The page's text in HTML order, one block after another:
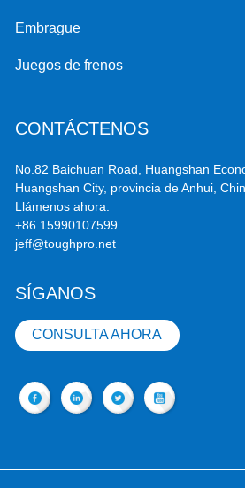
Embrague
Juegos de frenos
CONTÁCTENOS
No.82 Baichuan Road, Huangshan
Huangshan City, provincia de Anhui,
Llámenos ahora:
+86 15990107599
jeff@toughpro.net
SÍGANOS
CONSULTA AHORA